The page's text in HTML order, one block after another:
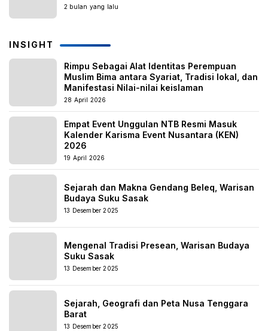
2 bulan yang lalu
INSIGHT
Rimpu Sebagai Alat Identitas Perempuan
Muslim Bima antara Syariat, Tradisi lokal, dan
Manifestasi Nilai-nilai keislaman
28 April 2026
Empat Event Unggulan NTB Resmi Masuk
Kalender Karisma Event Nusantara (KEN)
2026
19 April 2026
Sejarah dan Makna Gendang Beleq, Warisan
Budaya Suku Sasak
13 Desember 2025
Mengenal Tradisi Presean, Warisan Budaya
Suku Sasak
13 Desember 2025
Sejarah, Geografi dan Peta Nusa Tenggara
Barat
13 Desember 2025